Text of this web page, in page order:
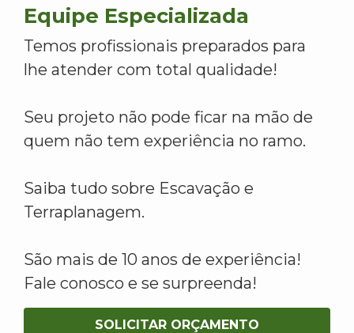
Equipe Especializada
Temos profissionais preparados para
lhe atender com total qualidade!
Seu projeto não pode ficar na mão de
quem não tem experiência no ramo.
Saiba tudo sobre Escavação e
Terraplanagem.
São mais de 10 anos de experiência!
Fale conosco e se surpreenda!
SOLICITAR ORÇAMENTO